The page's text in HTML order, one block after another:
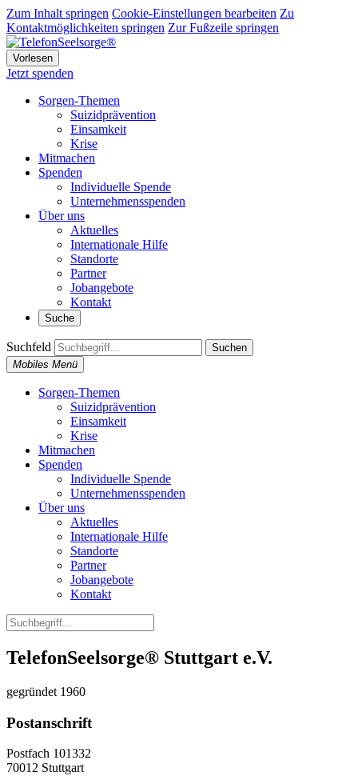
Zum Inhalt springen Cookie-Einstellungen bearbeiten Zu
Kontaktmöglichkeiten springen Zur Fußzeile springen
Vorlesen
Jetzt spenden
Sorgen-Themen
Suizidprävention
Einsamkeit
Krise
Mitmachen
Spenden
Individuelle Spende
Unternehmensspenden
Über uns
Aktuelles
Internationale Hilfe
Standorte
Partner
Jobangebote
Kontakt
Suche
Suchfeld
Suchen
Mobiles Menü
Sorgen-Themen
Suizidprävention
Einsamkeit
Krise
Mitmachen
Spenden
Individuelle Spende
Unternehmensspenden
Über uns
Aktuelles
Internationale Hilfe
Standorte
Partner
Jobangebote
Kontakt
TelefonSeelsorge® Stuttgart e.V.
gegründet 1960
Postanschrift
Postfach 101332
70012 Stuttgart